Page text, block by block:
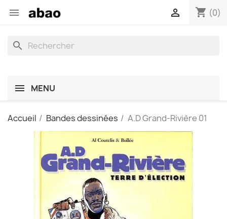
 shopping_cart (0)

search
MENU
Accueil Bandes dessinées A.D Grand-Rivière 01